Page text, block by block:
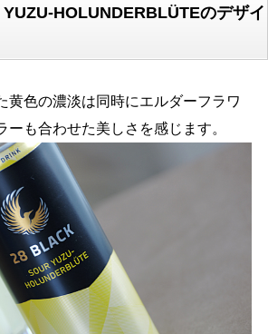
HOLUNDERBLÜTEのデザイ
黄色の濃淡は同時にエルダーフラワ
ーも合わせた美しさを感じます。